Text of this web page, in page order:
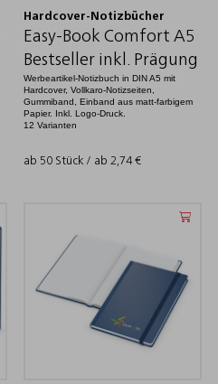
Hardcover-Notizbücher
Easy-Book Comfort A5
Bestseller inkl. Prägung
Werbeartikel-Notizbuch in DIN A5 mit
Hardcover, Vollkaro-Notizseiten,
Gummiband, Einband aus matt-farbigem
Papier. Inkl. Logo-Druck.
12 Varianten
ab 50 Stück / ab 2,74 €